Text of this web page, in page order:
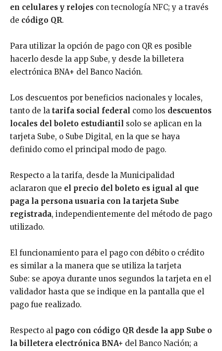
en celulares y relojes con tecnología NFC; y a través
de código QR.
Para utilizar la opción de pago con QR es posible
hacerlo desde la app Sube, y desde la billetera
electrónica BNA+ del Banco Nación.
Los descuentos por beneficios nacionales y locales,
tanto de la tarifa social federal como los descuentos
locales del boleto estudiantil solo se aplican en la
tarjeta Sube, o Sube Digital, en la que se haya
definido como el principal modo de pago.
Respecto a la tarifa, desde la Municipalidad
aclararon que el precio del boleto es igual al que
paga la persona usuaria con la tarjeta Sube
registrada, independientemente del método de pago
utilizado.
El funcionamiento para el pago con débito o crédito
es similar a la manera que se utiliza la tarjeta
Sube: se apoya durante unos segundos la tarjeta en el
validador hasta que se indique en la pantalla que el
pago fue realizado.
Respecto al pago con código QR desde la app Sube o
la billetera electrónica BNA+ del Banco Nación; a